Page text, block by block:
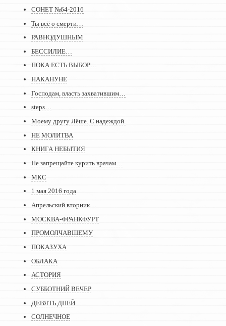
СОНЕТ №64-2016
Ты всё о смерти…
РАВНОДУШНЫМ
БЕССИЛИЕ…
ПОКА ЕСТЬ ВЫБОР…
НАКАНУНЕ
Господам, власть захватившим…
steps…
Моему другу Лёше. С надеждой.
НЕ МОЛИТВА
КНИГА НЕБЫТИЯ
Не запрещайте курить врачам…
МКС
1 мая 2016 года
Апрельский вторник…
МОСКВА-ФРАНКФУРТ
ПРОМОЛЧАВШЕМУ
ПОКАЗУХА
ОБЛАКА
АСТОРИЯ
СУББОТНИЙ ВЕЧЕР
ДЕВЯТЬ ДНЕЙ
СОЛНЕЧНОЕ